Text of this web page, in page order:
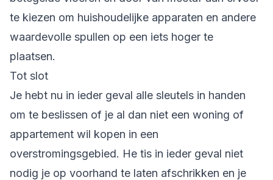
te kiezen om huishoudelijke apparaten en andere
waardevolle spullen op een iets hoger te
plaatsen.
Tot slot
Je hebt nu in ieder geval alle sleutels in handen
om te beslissen of je al dan niet een woning of
appartement wil kopen in een
overstromingsgebied. He tis in ieder geval niet
nodig je op voorhand te laten afschrikken en je